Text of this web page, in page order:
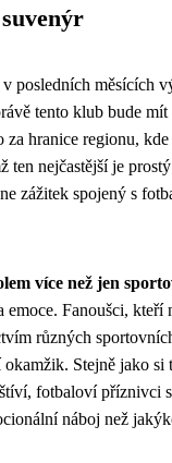
posledních měsících
tento klub bude
za hranice regionu,
ten nejčastější je
zážitek spojený s
více než jen
emoce. Fanoušci,
různých
Stejně jako si
fotbaloví příznivci
náboj než